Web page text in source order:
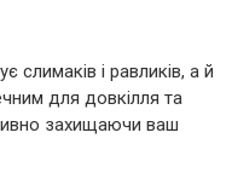
слимаків і равликів, а й
для довкілля та
захищаючи ваш